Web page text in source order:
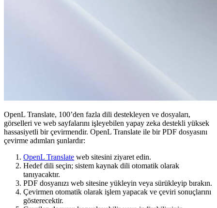
OpenL Translate, 100’den fazla dili destekleyen ve dosyaları,
görselleri ve web sayfalarını işleyebilen yapay zeka destekli yüksek
hassasiyetli bir çevirmendir. OpenL Translate ile bir PDF dosyasını
çevirme adımları şunlardır:
OpenL Translate web sitesini ziyaret edin.
Hedef dili seçin; sistem kaynak dili otomatik olarak
tanıyacaktır.
PDF dosyanızı web sitesine yükleyin veya sürükleyip bırakın.
Çevirmen otomatik olarak işlem yapacak ve çeviri sonuçlarını
gösterecektir.